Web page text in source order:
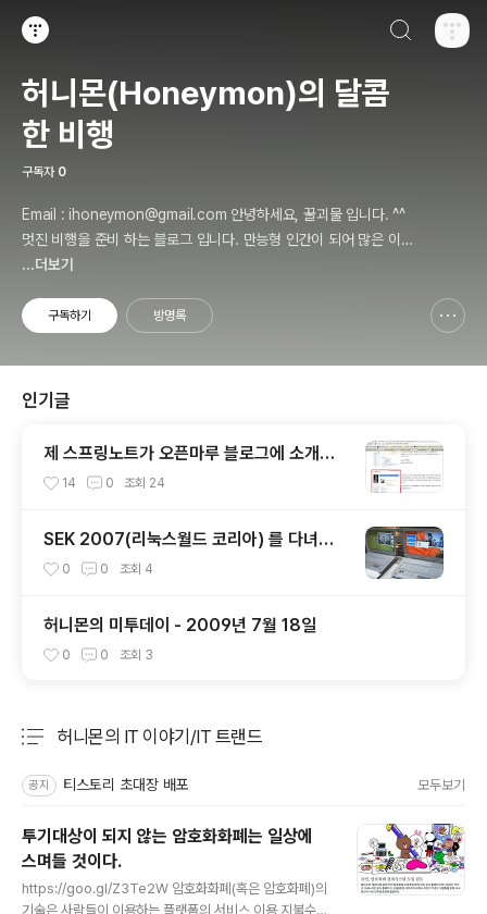
허니몬(Honeymon)의 달콤
한 비행
구독자 0
Email : ihoneymon@gmail.com 안녕하세요, 꿀괴물 입니다. ^^
멋진 비행을 준비 하는 블로그 입니다. 만능형 인간이 되어 많은 이들
에게 인정받고, 즐겁고 행복하게 살기를 간절히 원합니다!! 달콤살벌
...더보기
구독하기 방명록
인기글
제 스프링노트가 오픈마루 블로그에 소개가
되었어요. ㅠㅅ-)b
14 0 조회 24
SEK 2007(리눅스월드 코리아) 를 다녀와
서 0 0 조회 4
허니몬의 미투데이 - 2009년 7월 18일
0 0 조회 3
허니몬의 IT 이야기/IT 트랜드
공지 티스토리 초대장 배포 모두보기
투기대상이 되지 않는 암호화화폐는 일상에
스며들 것이다.
https://goo.gl/Z3Te2W 암호화화폐(혹은 암호화폐)의
기술은 사람들이 이용하는 플랫폼의 서비스 이용 지불수단